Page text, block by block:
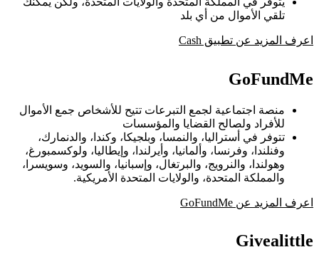
تلقي الأموال من أي بلد
اعرف المزيد عن تطبيق Cash
GoFundMe
منصة اجتماعية لجمع التبرعات تتيح للأشخاص جمع الأموال
للأفراد ولصالح القضايا والمؤسسات
تتوفر في أستراليا، والنمسا، وبلجيكا، وكندا، والدنمارك،
وفنلندا، وفرنسا، وألمانيا، وأيرلندا، وإيطاليا، ولوكسمبورغ،
وهولندا، والنرويج، والبرتغال، وإسبانيا، والسويد، وسويسرا،
والمملكة المتحدة، والولايات المتحدة الأمريكية.
اعرف المزيد عن GoFundMe
Givealittle